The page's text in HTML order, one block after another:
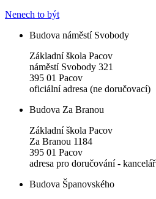
Nenech to být
Budova náměstí Svobody
Základní škola Pacov
náměstí Svobody 321
395 01 Pacov
oficiální adresa (ne doručovací)
Budova Za Branou
Základní škola Pacov
Za Branou 1184
395 01 Pacov
adresa pro doručování - kancelář
Budova Španovského